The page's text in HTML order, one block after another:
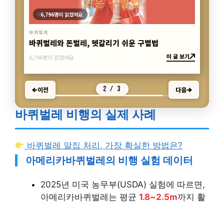
2,234명이 읽었어요
바퀴벌레
바퀴벌레가 나타나는 집의 공통적인 특징
2,234명이 읽었어요 이 글 보기
이전 3 / 3 다음
바퀴벌레 비행의 실제 사례
바퀴벌레 알집 처리, 가장 확실한 방법은?
아메리카바퀴벌레의 비행 실험 데이터
2025년 미국 농무부(USDA) 실험에 따르면,
아메리카바퀴벌레는 평균 1.8~2.5m까지 활